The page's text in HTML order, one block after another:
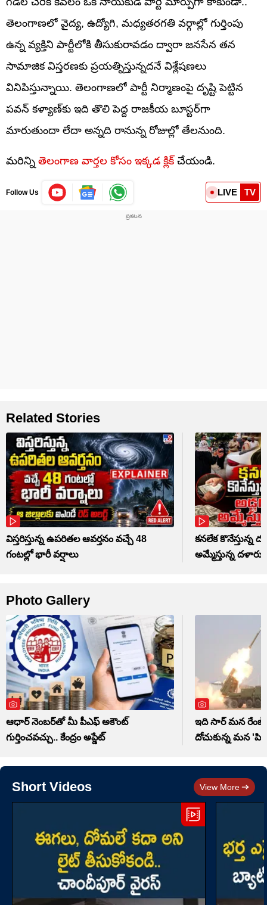
తెలంగాణలో వైద్య, ఉద్యోగి, మధ్యతరగతి వర్గాల్లో గుర్తింపు
ఉన్న వ్యక్తిని పార్టీలోకి తీసుకురావడం ద్వారా జనసేన తన
సామాజిక విస్తరణకు ప్రయత్నిస్తున్నదనే విశ్లేషణలు
వినిపిస్తున్నాయి. తెలంగాణలో పార్టీ నిర్మాణంపై దృష్టి పెట్టిన
పవన్ కళ్యాణ్‌కు ఇది తొలి పెద్ద రాజకీయ బూస్టర్‌గా
మారుతుందా లేదా అన్నది రానున్న రోజుల్లో తేలనుంది.
మరిన్ని తెలంగాణ వార్తల కోసం ఇక్కడ క్లిక్చేయండి.
Follow Us LIVE TV
Related Stories
విస్తరిస్తున్న ఉపరితల ఆవర్తనం వచ్చే 48
గంటల్లో భారీ వర్షాలు
కనలేక కొనేస్తున్న
అమ్మేస్తున్న
Photo Gallery
ఆధార్ నెంబర్‌తో మీ పీఎఫ్ అకౌంట్
గుర్తించవచ్చు.. కేంద్రం అప్డేట్
ఇది సార్ మన
దోచుకున్న మన
Short Videos View More